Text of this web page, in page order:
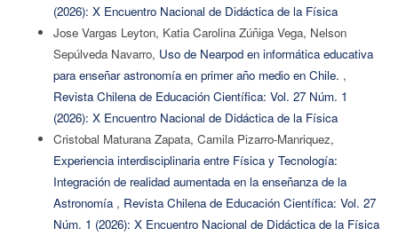
(2026): X Encuentro Nacional de Didáctica de la Física
Jose Vargas Leyton, Katia Carolina Zúñiga Vega, Nelson
Sepúlveda Navarro, Uso de Nearpod en informática educativa
para enseñar astronomía en primer año medio en Chile. ,
Revista Chilena de Educación Científica: Vol. 27 Núm. 1
(2026): X Encuentro Nacional de Didáctica de la Física
Cristobal Maturana Zapata, Camila Pizarro-Manriquez,
Experiencia interdisciplinaria entre Física y Tecnología:
Integración de realidad aumentada en la enseñanza de la
Astronomía , Revista Chilena de Educación Científica: Vol. 27
Núm. 1 (2026): X Encuentro Nacional de Didáctica de la Física